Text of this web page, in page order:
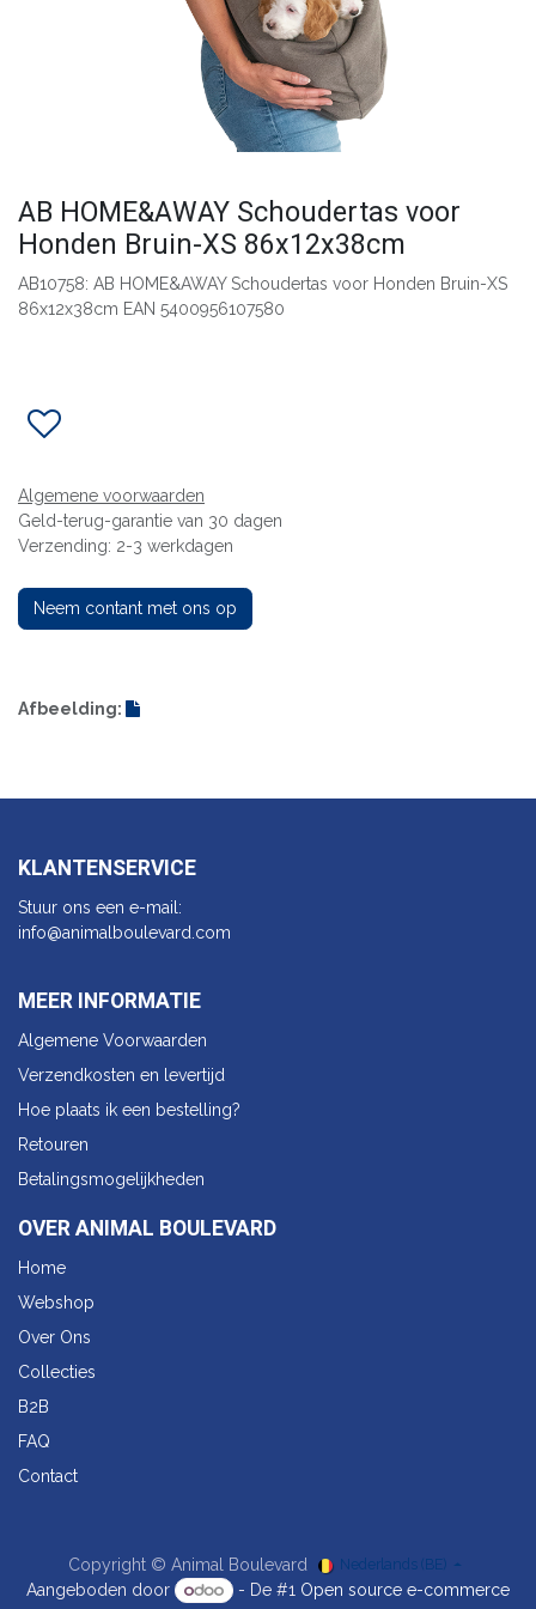
​AB HOME&AWAY Schoudertas voor
Honden Bruin-XS 86x12x38cm
AB10758: AB HOME&AWAY Schoudertas voor Honden Bruin-XS
86x12x38cm EAN 5400956107580
Algemene voorwaarden
Geld-terug-garantie van 30 dagen
Verzending: 2-3 werkdagen
Neem contant met ons op
Afbeelding:
KLANTENSERVICE
Stuur ons een e-mail:
info@animalbo​ulevard.com
MEER INFORMATIE
Algemene Voorwaarden
Verzendkosten en levertijd
Hoe plaats ik een bestelling?
Retouren
Betalingsmogelijkheden
OVER ANIMAL BOULEVARD
Home
Webshop
Over Ons
Collecties
B2B
FAQ
Contact
Copyright © Animal Boulevard Nederlands (BE)
Aangeboden door - De #1 Open source e-commerce